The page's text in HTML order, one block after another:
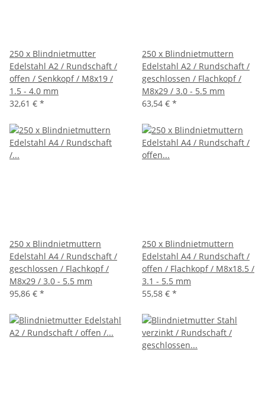
250 x Blindnietmutter
Edelstahl A2 / Rundschaft /
offen / Senkkopf / M8x19 /
1.5 - 4.0 mm
32,61 € *
250 x Blindnietmuttern
Edelstahl A2 / Rundschaft /
geschlossen / Flachkopf /
M8x29 / 3.0 - 5.5 mm
63,54 € *
250 x Blindnietmuttern
Edelstahl A4 / Rundschaft /
geschlossen / Flachkopf /
M8x29 / 3.0 - 5.5 mm
95,86 € *
250 x Blindnietmuttern
Edelstahl A4 / Rundschaft /
offen / Flachkopf / M8x18.5 /
3.1 - 5.5 mm
55,58 € *